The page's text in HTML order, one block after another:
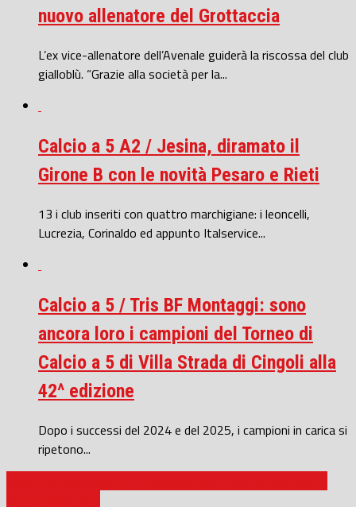
nuovo allenatore del Grottaccia
L’ex vice-allenatore dell’Avenale guiderà la riscossa del club
gialloblù. “Grazie alla società per la...
Calcio a 5 A2 / Jesina, diramato il
Girone B con le novità Pesaro e Rieti
13 i club inseriti con quattro marchigiane: i leoncelli,
Lucrezia, Corinaldo ed appunto Italservice...
Calcio a 5 / Tris BF Montaggi: sono
ancora loro i campioni del Torneo di
Calcio a 5 di Villa Strada di Cingoli alla
42^ edizione
Dopo i successi del 2024 e del 2025, i campioni in carica si
ripetono...